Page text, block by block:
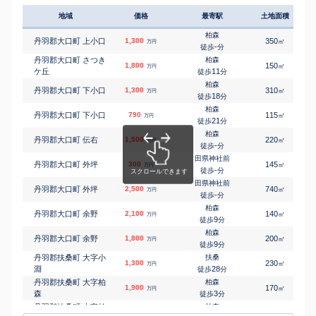
地域 価格 最寄駅 土地面積
丹羽郡大口町 上小口 1,300 万円
柏森
徒歩-分
350㎡
丹羽郡大口町 さつき
ケ丘
1,800 万円
柏森
徒歩11分
150㎡
丹羽郡大口町 下小口 1,300 万円
柏森
徒歩18分
310㎡
丹羽郡大口町 下小口 790 万円
柏森
徒歩21分
115㎡
丹羽郡大口町 伝右 1,500 万円
柏森
徒歩-分
220㎡
丹羽郡大口町 外坪 300 万円
田県神社前
徒歩-分
145㎡
丹羽郡大口町 外坪 2,500 万円
田県神社前
徒歩-分
740㎡
丹羽郡大口町 余野 2,100 万円
柏森
徒歩9分
140㎡
丹羽郡大口町 余野 1,800 万円
柏森
徒歩9分
200㎡
丹羽郡扶桑町 大字小
淵
1,300 万円
扶桑
徒歩28分
230㎡
丹羽郡扶桑町 大字柏
森
1,900 万円
柏森
徒歩3分
170㎡
丹羽郡扶桑町 大字柏
1,400 万円
柏森
140㎡